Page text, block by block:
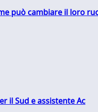
può cambiare il loro
il Sud e assistente Ac